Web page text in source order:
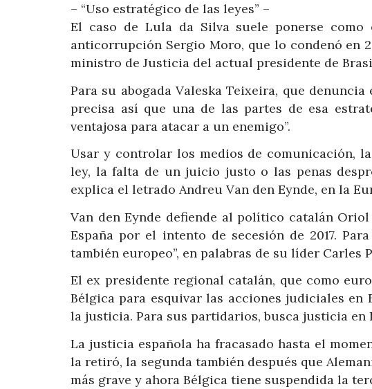
– “Uso estratégico de las leyes” –
El caso de Lula da Silva suele ponerse como
anticorrupción Sergio Moro, que lo condenó en
ministro de Justicia del actual presidente de
Para su abogada Valeska Teixeira, que
precisa así que una de las partes de esa
ventajosa para atacar a un enemigo”.
Usar y controlar los medios de comunicación,
ley, la falta de un juicio justo o las penas
explica el letrado Andreu Van den Eynde, en la
Van den Eynde defiende al político catalán
España por el intento de secesión de 2017.
también europeo”, en palabras de su líder Carles
El ex presidente regional catalán, que como
Bélgica para esquivar las acciones judiciales en
la justicia. Para sus partidarios, busca justicia en
La justicia española ha fracasado hasta el
la retiró, la segunda también después que
más grave y ahora Bélgica tiene suspendida la